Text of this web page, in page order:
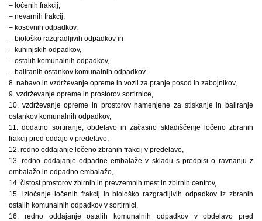
– ločenih frakcij,
– nevarnih frakcij,
– kosovnih odpadkov,
– biološko razgradljivih odpadkov in
– kuhinjskih odpadkov,
– ostalih komunalnih odpadkov,
– baliranih ostankov komunalnih odpadkov.
8. nabavo in vzdrževanje opreme in vozil za pranje posod in zabojnikov,
9. vzdrževanje opreme in prostorov sortirnice,
10. vzdrževanje opreme in prostorov namenjene za stiskanje in baliranje
ostankov komunalnih odpadkov,
11. dodatno sortiranje, obdelavo in začasno skladiščenje ločeno zbranih
frakcij pred oddajo v predelavo,
12. redno oddajanje ločeno zbranih frakcij v pre­delavo,
13. redno oddajanje odpadne embalaže v skladu s predpisi o ravnanju z
embalažo in odpadno embalažo,
14. čistost prostorov zbirnih in prevzemnih mest in zbirnih centrov,
15. izločanje ločenih frakcij in biološko razgradljivih odpadkov iz zbranih
ostalih komunalnih odpadkov v sortirnici,
16. redno oddajanje ostalih komunalnih odpadkov v obdelavo pred